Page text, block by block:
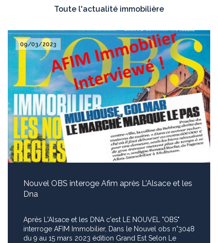
Toute l'actualité immobilière
09/03/2023
Nouvel OBS interoge Afim après L'Alsace et les
Dna
Après L'Alsace et les DNA c'est LE NOUVEL "OBS"
interroge AFIM Immobilier, Dans le Nouvel obs n°3048
du 9 au 15 mars 2023 édition Grand Est Selon Le